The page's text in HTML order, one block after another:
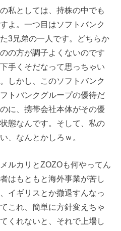
私としては、持株の中でも
よ。一つ目はソフトバンク
3兄弟の一人です。どちらか
の方が調子よくないのです
手くそだなって思っちゃい
しかし、このソフトバンク
トバンクグループの優待だ
に、携帯会社本体がその優
態なんです。そして、私の
、なんとかしろｗ。
ルカリとZOZOも何やってん
はもともと海外事業が苦し
イギリスとか撤退すんなっ
これ、簡単に方針変えちゃ
くれないと、それで上場し